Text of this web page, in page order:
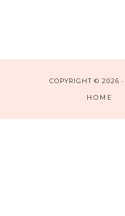
COPYRIGHT © 2026 ·
HOME